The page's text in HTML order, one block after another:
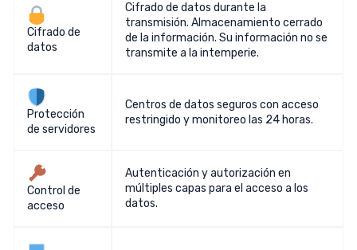
Cifrado de
datos
Cifrado de datos durante la
transmisión. Almacenamiento cerrado
de la información. Su información no se
transmite a la intemperie.
Protección
de servidores
Centros de datos seguros con acceso
restringido y monitoreo las 24 horas.
Control de
acceso
Autenticación y autorización en
múltiples capas para el acceso a los
datos.